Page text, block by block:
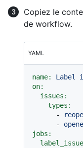
Copiez le
de workflow.
YAML
name: Label
on:
issues:
types:
-
-
jobs: